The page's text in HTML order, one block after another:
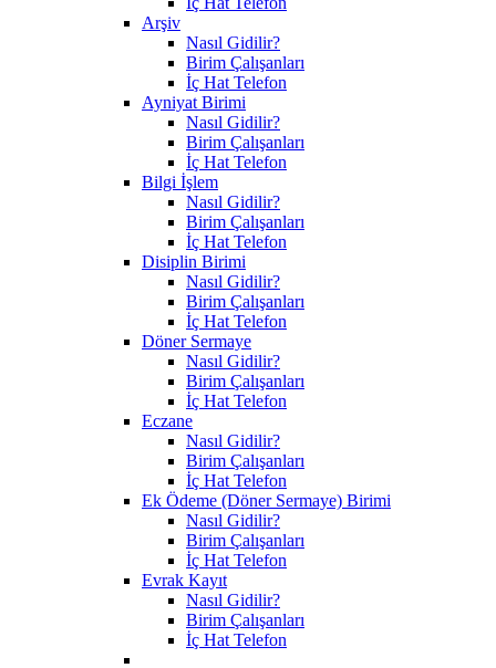
Arşiv
Nasıl Gidilir?
Birim Çalışanları
İç Hat Telefon
Ayniyat Birimi
Nasıl Gidilir?
Birim Çalışanları
İç Hat Telefon
Bilgi İşlem
Nasıl Gidilir?
Birim Çalışanları
İç Hat Telefon
Disiplin Birimi
Nasıl Gidilir?
Birim Çalışanları
İç Hat Telefon
Döner Sermaye
Nasıl Gidilir?
Birim Çalışanları
İç Hat Telefon
Eczane
Nasıl Gidilir?
Birim Çalışanları
İç Hat Telefon
Ek Ödeme (Döner Sermaye) Birimi
Nasıl Gidilir?
Birim Çalışanları
İç Hat Telefon
Evrak Kayıt
Nasıl Gidilir?
Birim Çalışanları
İç Hat Telefon